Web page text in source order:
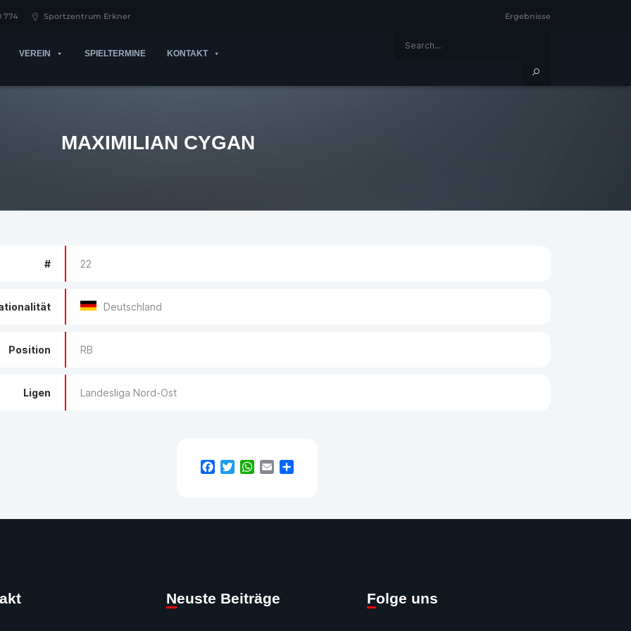
774 Sportzentrum Erkner Ergebnisse
VEREIN SPIELTERMINE KONTAKT
MAXIMILIAN CYGAN
# 22
Deutschland
Position RB
Ligen Landesliga Nord-Ost
Facebook
TwitterWhatsApp
Email
Neuste Beiträge Folge uns